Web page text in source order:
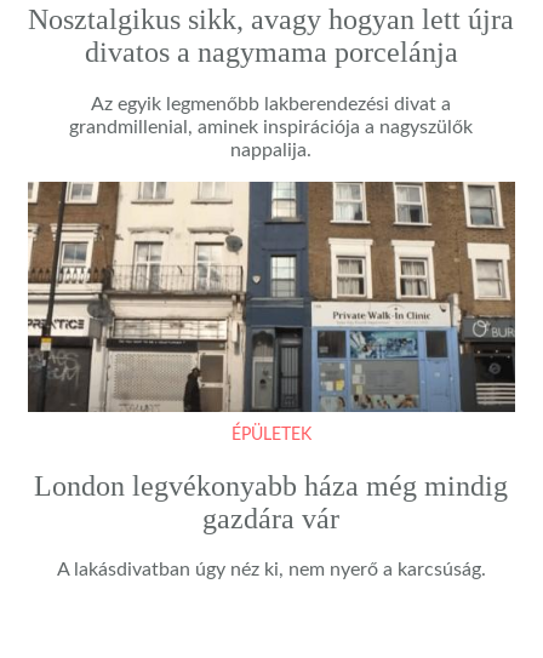
Nosztalgikus sikk, avagy hogyan lett újra
divatos a nagymama porcelánja
Az egyik legmenőbb lakberendezési divat a
grandmillenial, aminek inspirációja a nagyszülők
nappalija.
ÉPÜLETEK
London legvékonyabb háza még mindig
gazdára vár
A lakásdivatban úgy néz ki, nem nyerő a karcsúság.